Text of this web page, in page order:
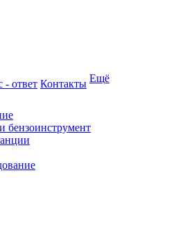
- ответ Контакты Ещё
бензоинструмент